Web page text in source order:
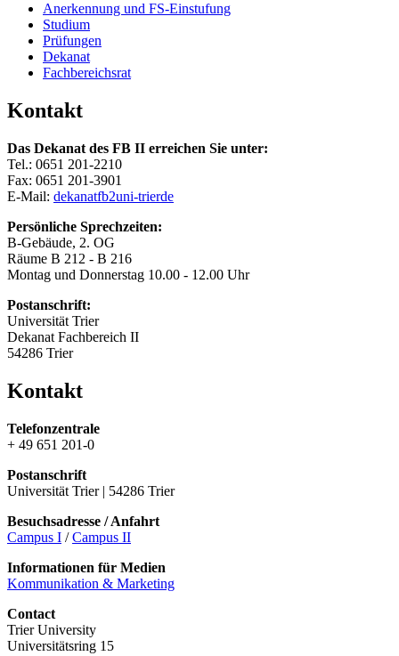
Anerkennung und FS-Einstufung
Studium
Prüfungen
Dekanat
Fachbereichsrat
Kontakt
Das Dekanat des FB II erreichen Sie unter:
Tel.: 0651 201-2210
Fax: 0651 201-3901
E-Mail: dekanatfb2uni-trierde
Persönliche Sprechzeiten:
B-Gebäude, 2. OG
Räume B 212 - B 216
Montag und Donnerstag 10.00 - 12.00 Uhr
Postanschrift:
Universität Trier
Dekanat Fachbereich II
54286 Trier
Kontakt
Telefonzentrale
+ 49 651 201-0
Postanschrift
Universität Trier | 54286 Trier
Besuchsadresse / Anfahrt
Campus I /Campus II
Informationen für Medien
Kommunikation & Marketing
Contact
Trier University
Universitätsring 15